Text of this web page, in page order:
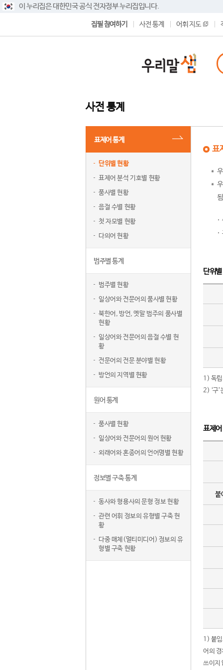
이 누리집은 대한민국 공식 전자정부 누리집입니다.
집필 참여하기 사전 통계 어휘 지도
사전 통계
표제어 통계
단위별 현황
표제어 분석 기호별 현황
품사별 현황
음절 수별 현황
첫 자모별 현황
다의어 현황
범주별 통계
범주별 현황
일상어와 전문어의 품사별 현황
북한어, 방언, 옛말 범주의 품사별
현황
일상어와 전문어의 음절 수별 현
황
전문어의 전문 분야별 현황
방언의 지역별 현황
원어 통계
품사별 현황
일상어와 전문어의 원어 현황
외래어와 혼종어의 언어명별 현황
정보별 구축 통계
동사와 형용사의 문형 정보 현황
관련 어휘 정보의 유형별 구축 현
황
다중 매체(멀티미디어) 정보의 유
형별 구축 현황
표
단위
1) 독립
2) ‘구
표제
붙
1) 붙
어의
쓰이지